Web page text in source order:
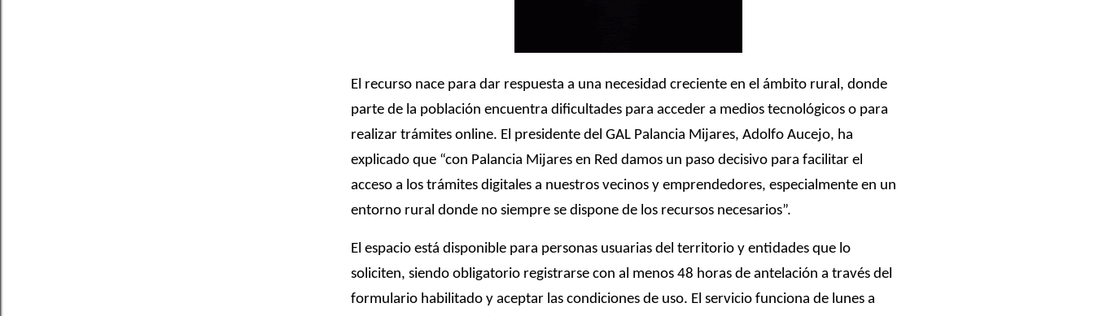
El recurso nace para dar respuesta a una necesidad creciente en el ámbito rural, donde
parte de la población encuentra dificultades para acceder a medios tecnológicos o para
realizar trámites online. El presidente del GAL Palancia Mijares, Adolfo Aucejo, ha
explicado que “con Palancia Mijares en Red damos un paso decisivo para facilitar el
acceso a los trámites digitales a nuestros vecinos y emprendedores, especialmente en un
entorno rural donde no siempre se dispone de los recursos necesarios”.
El espacio está disponible para personas usuarias del territorio y entidades que lo
soliciten, siendo obligatorio registrarse con al menos 48 horas de antelación a través del
formulario habilitado y aceptar las condiciones de uso. El servicio funciona de lunes a